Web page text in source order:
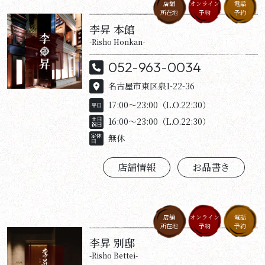
李昇 本館
-Risho Honkan-
店舗
所在地
オンライン
予約
電話
予約
052-963-0034
名古屋市東区泉1-22-36
17:00～23:00（L.O.22:30）
16:00～23:00（L.O.22:30）
無休
店舗情報 お品書き
李昇 別邸
-Risho Bettei-
店舗
所在地
オンライン
予約
電話
予約